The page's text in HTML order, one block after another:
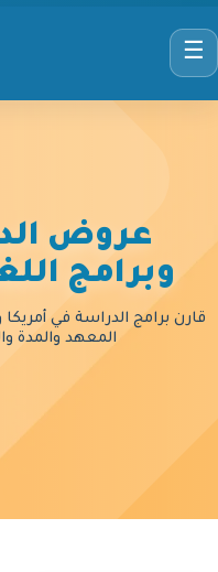
☰
عروض
وبرامج
قارن برامج الدراسة في أمريكا
المعهد والمدة